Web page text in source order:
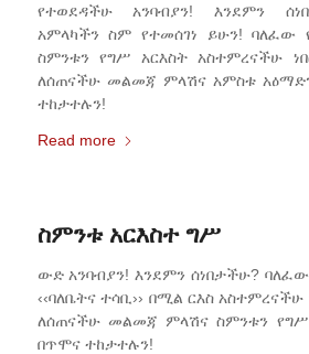
የተወደዳችሁ አንባብያን! እንደምን
አምላካችን ስም የተመሰገነ ይሁን! ባለፈው
ስምንቱን የግሥ አርእስት አስተምረናችሁ
ለሰጠናችሁ መልመጃ ምላሽና አምስቱ
ተከታተሉን!
Read more
ስምንቱ አርእስተ ግሥ
ውድ አንባብያን! እንደምን ሰነበታችሁ?
‹‹ባለቤትና ተሳቢ›› በሚል ርእስ አስተምረናችሁ
ለሰጠናችሁ መልመጃ ምላሽና ስምንቱን የግሥ
በጥሞና ተከታተሉን!